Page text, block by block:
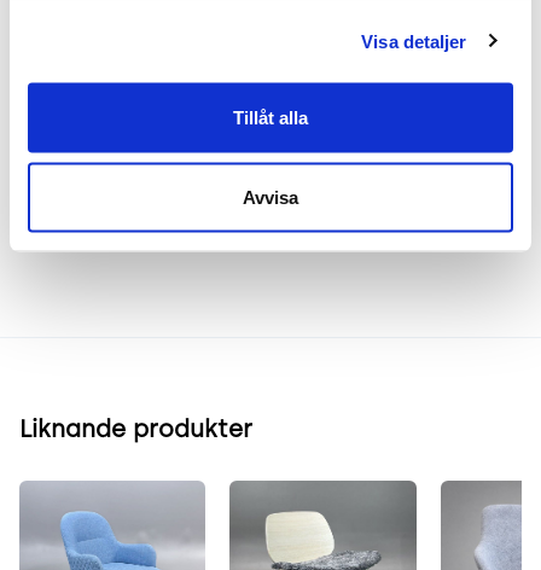
Visa detaljer
Tillåt alla
Avvisa
Inspiration & vanliga frågar
Liknande produkter